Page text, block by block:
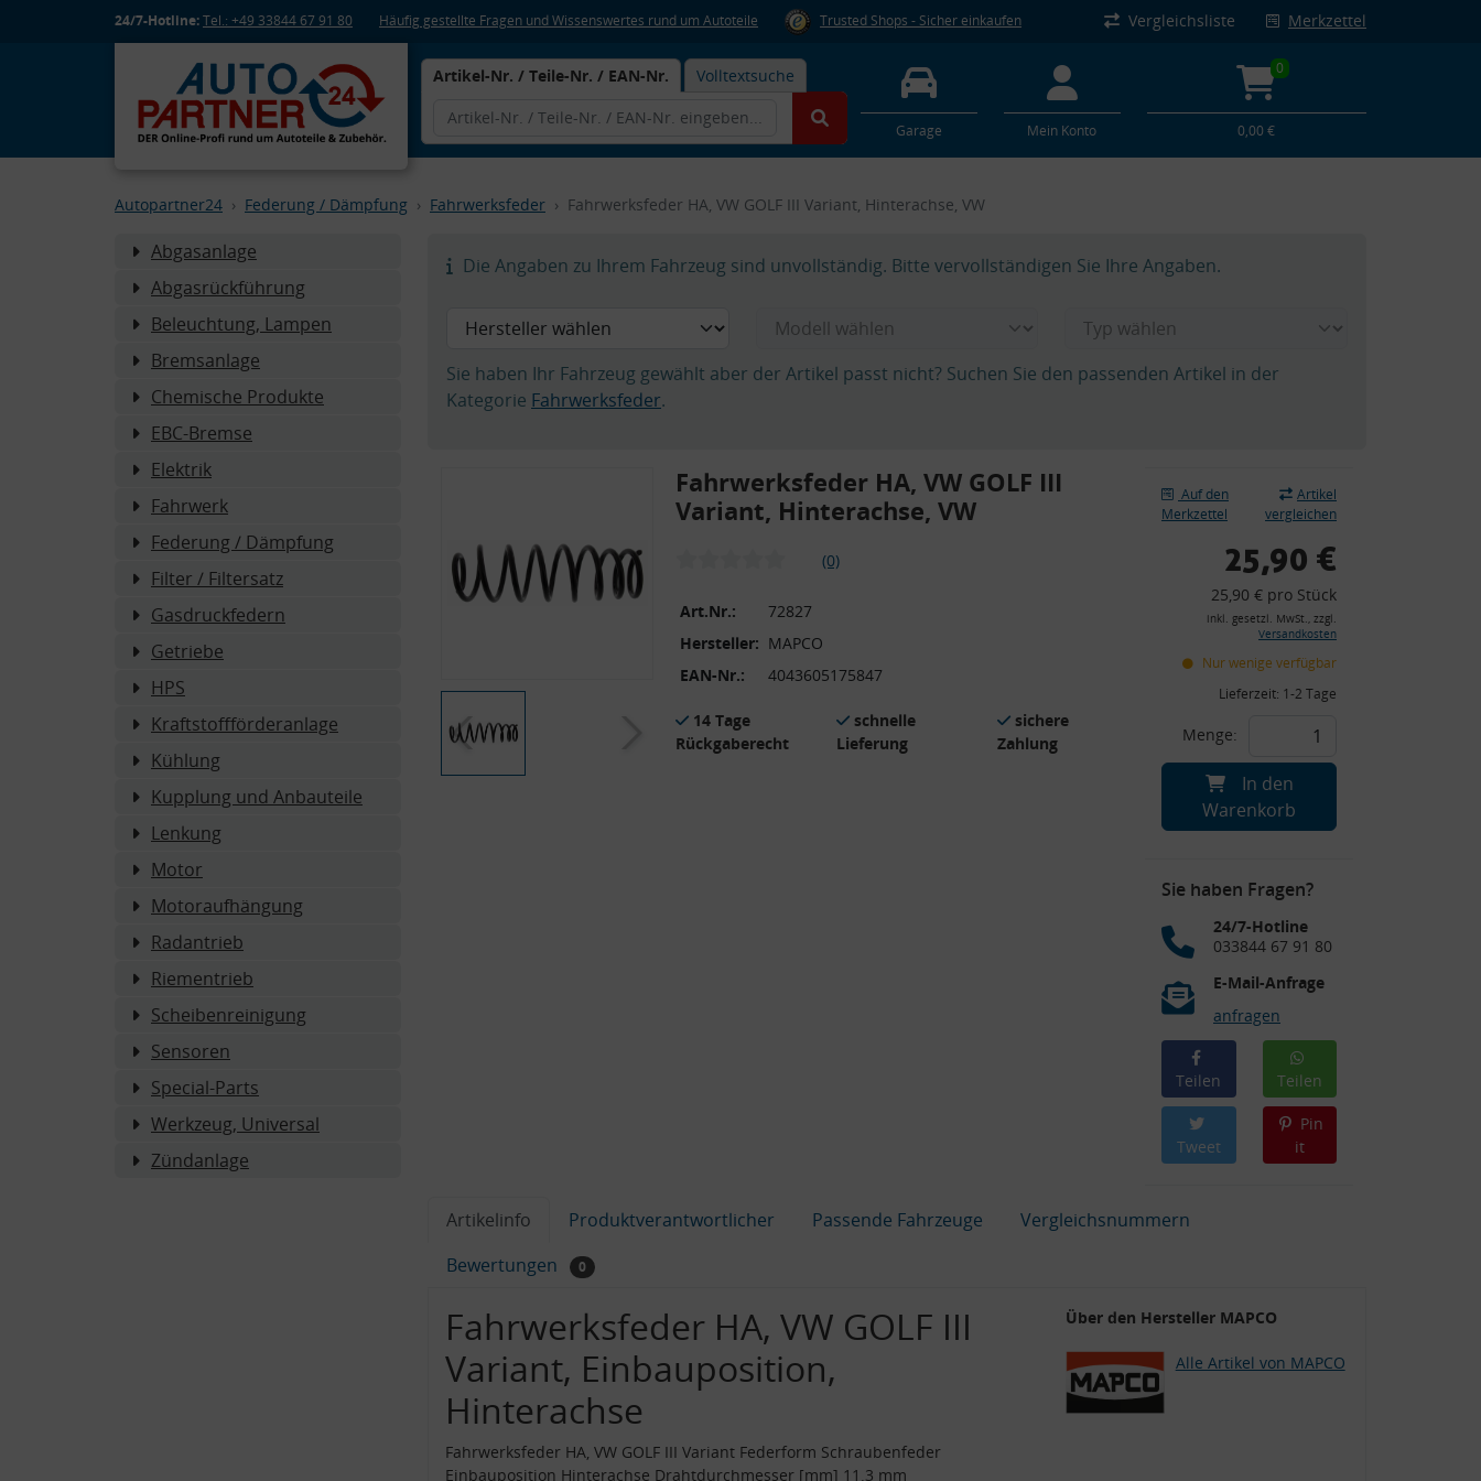
24/7-Hotline:Tel.: +49 33844 67 91 80 Häufig gestellte Fragen und Wissenswertes rund um Autoteile Trusted Shops - Sicher einkaufen Vergleichsliste Merkzettel
Artikel-Nr. / Teile-Nr. / EAN-Nr. Volltextsuche
Garage Mein Konto
0
0,00 €
Autopartner24 Federung / Dämpfung Fahrwerksfeder Fahrwerksfeder HA, VW GOLF III Variant, Hinterachse, VW
Abgasanlage
Abgasrückführung
Beleuchtung, Lampen
Bremsanlage
Chemische Produkte
EBC-Bremse
Elektrik
Fahrwerk
Federung / Dämpfung
Filter / Filtersatz
Gasdruckfedern
Getriebe
HPS
Kraftstoffförderanlage
Kühlung
Kupplung und Anbauteile
Lenkung
Motor
Motoraufhängung
Radantrieb
Riementrieb
Scheibenreinigung
Sensoren
Special-Parts
Werkzeug, Universal
Zündanlage
Die Angaben zu Ihrem Fahrzeug sind unvollständig. Bitte vervollständigen Sie Ihre Angaben.
Sie haben Ihr Fahrzeug gewählt aber der Artikel passt nicht? Suchen Sie den passenden Artikel in der
Kategorie Fahrwerksfeder.
Fahrwerksfeder HA, VW GOLF III
Variant, Hinterachse, VW
(0)
Art.Nr.:
72827
Hersteller: MAPCO
EAN-Nr.:
4043605175847
14 Tage
Rückgaberecht
schnelle
Lieferung
sichere
Zahlung
Auf den
Merkzettel
Artikel
vergleichen
25,90 €
25,90 € pro Stück
inkl. gesetzl. MwSt., zzgl.
Versandkosten
Nur wenige verfügbar
Lieferzeit: 1-2 Tage
Menge:
In den
Warenkorb
Sie haben Fragen?
24/7-Hotline
033844 67 91 80
E-Mail-Anfrage
anfragen
Teilen Teilen
Tweet
Pin
it
Artikelinfo Produktverantwortlicher Passende Fahrzeuge
Vergleichsnummern
Bewertungen
0
Fahrwerksfeder HA, VW GOLF III
Variant, Einbauposition,
Hinterachse
Fahrwerksfeder HA, VW GOLF III Variant Federform Schraubenfeder
Einbauposition Hinterachse Drahtdurchmesser [mm] 11.3 mm
Über den Hersteller MAPCO
Alle Artikel von MAPCO